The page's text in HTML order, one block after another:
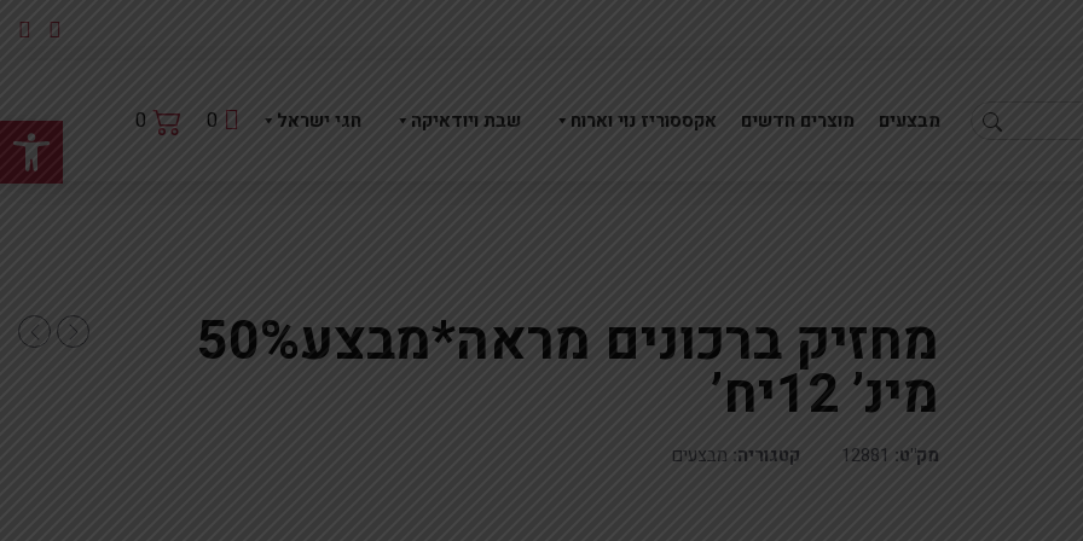
מבצעים מוצרים חדשים אקססוריז נוי וארוח שבת ויודאיקה חגי ישראל 0
0
מחזיק ברכונים מראה*מבצע50%
מינ’ 12יח’
מעמד מראה למצה עיטורים כסף*מבצע 50%פמוט קריסטל 14סמ
מק"ט: 12881 קטגוריה: מבצעים